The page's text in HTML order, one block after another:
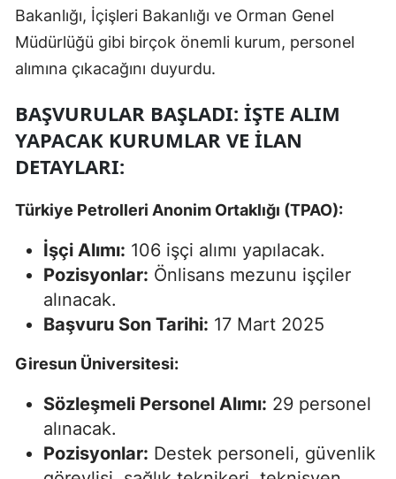
Bakanlığı, İçişleri Bakanlığı ve Orman Genel
Müdürlüğü gibi birçok önemli kurum, personel
alımına çıkacağını duyurdu.
BAŞVURULAR BAŞLADI: İŞTE ALIM
YAPACAK KURUMLAR VE İLAN
DETAYLARI:
Türkiye Petrolleri Anonim Ortaklığı (TPAO):
İşçi Alımı: 106 işçi alımı yapılacak.
Pozisyonlar: Önlisans mezunu işçiler
alınacak.
Başvuru Son Tarihi: 17 Mart 2025
Giresun Üniversitesi:
Sözleşmeli Personel Alımı: 29 personel
alınacak.
Pozisyonlar: Destek personeli, güvenlik